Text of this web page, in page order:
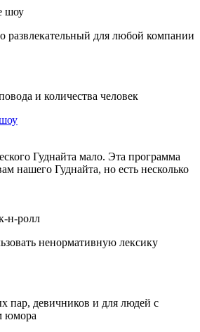
шоу
развлекательный для любой компании
и количества человек
Гуднайта мало. Эта программа
нашего Гуднайта, но есть несколько
н-ролл
ненормативную лексику
пар, девичников и для людей с
юмора